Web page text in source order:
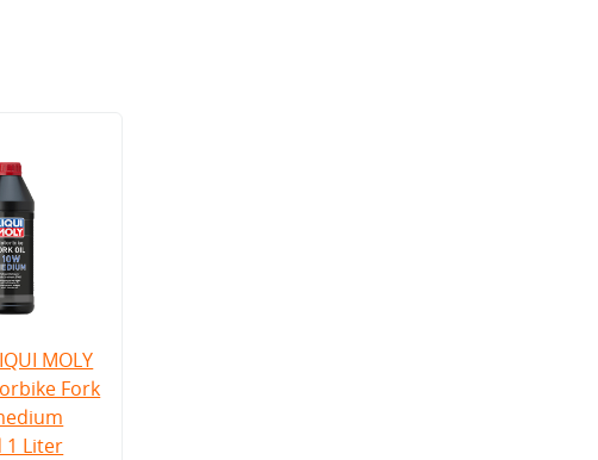
MOLY
Fork
Liter